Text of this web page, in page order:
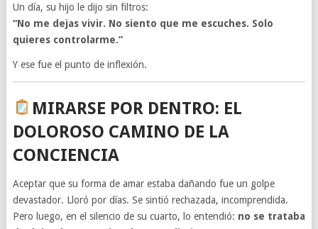
Un día, su hijo le dijo sin filtros:
“No me dejas vivir. No siento que me escuches. Solo
quieres controlarme.”
Y ese fue el punto de inflexión.
MIRARSE POR DENTRO: EL
DOLOROSO CAMINO DE LA
CONCIENCIA
Aceptar que su forma de amar estaba dañando fue un golpe
devastador. Lloró por días. Se sintió rechazada, incomprendida.
Pero luego, en el silencio de su cuarto, lo entendió: no se trataba